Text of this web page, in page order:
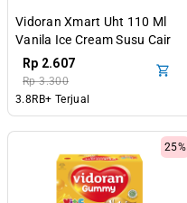
Vidoran Xmart Uht 110 Ml
Vanila Ice Cream Susu Cair
Anak
Rp 2.607
Rp 3.300
3.8RB+ Terjual
25%